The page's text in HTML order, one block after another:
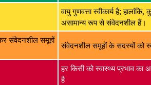
वायु गुणवत्ता स्वीकार्य है;
असामान्य रूप से संवेदनशील हैं।
संवेदनशील समूहों
संवेदनशील समूहों के सदस्यों को
हर किसी को स्वास्थ्य प्रभाव
है